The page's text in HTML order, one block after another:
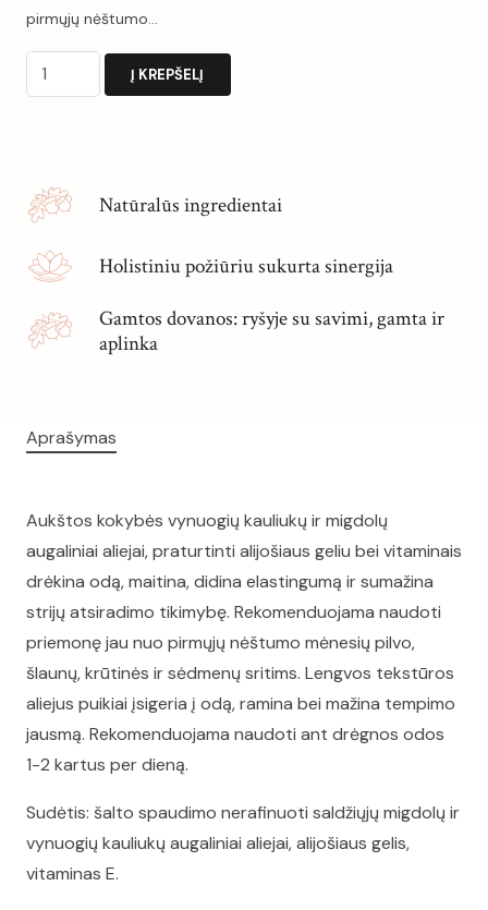
pirmųjų nėštumo…
produkto
kiekis:
NUO
STRIJŲ
Į KREPŠELĮ
Natūralūs ingredientai
Holistiniu požiūriu sukurta sinergija
Gamtos dovanos: ryšyje su savimi, gamta ir
aplinka
Aprašymas
Aukštos kokybės vynuogių kauliukų ir migdolų
augaliniai aliejai, praturtinti alijošiaus geliu bei vitaminais
drėkina odą, maitina, didina elastingumą ir sumažina
strijų atsiradimo tikimybę. Rekomenduojama naudoti
priemonę jau nuo pirmųjų nėštumo mėnesių pilvo,
šlaunų, krūtinės ir sėdmenų sritims. Lengvos tekstūros
aliejus puikiai įsigeria į odą, ramina bei mažina tempimo
jausmą. Rekomenduojama naudoti ant drėgnos odos
1-2 kartus per dieną.
Sudėtis: šalto spaudimo nerafinuoti saldžiųjų migdolų ir
vynuogių kauliukų augaliniai aliejai, alijošiaus gelis,
vitaminas E.